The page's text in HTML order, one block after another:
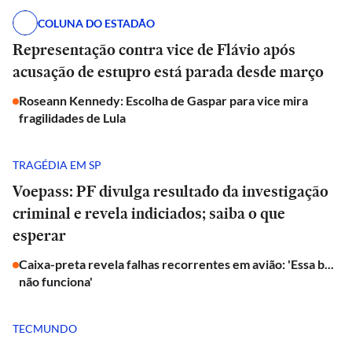
COLUNA DO ESTADÃO
Representação contra vice de Flávio após
acusação de estupro está parada desde março
Roseann Kennedy: Escolha de Gaspar para vice mira
fragilidades de Lula
TRAGÉDIA EM SP
Voepass: PF divulga resultado da investigação
criminal e revela indiciados; saiba o que
esperar
Caixa-preta revela falhas recorrentes em avião: 'Essa b...
não funciona'
TECMUNDO